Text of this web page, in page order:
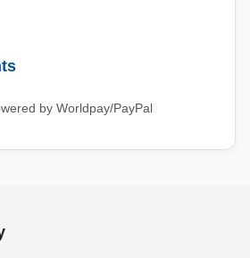
by Worldpay/PayPal